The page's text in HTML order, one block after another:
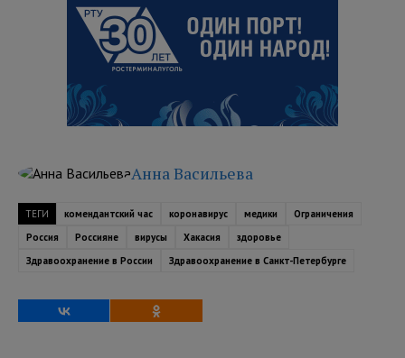
Анна Васильева
ТЕГИ комендантский час коронавирус медики
Ограничения
Россия
Россияне вирусы Хакасия
здоровье
Здравоохранение в России
Здравоохранение в Санкт-Петербурге